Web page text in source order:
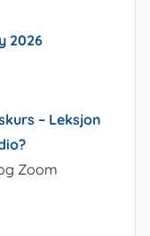
2026
– Leksjon
Zoom